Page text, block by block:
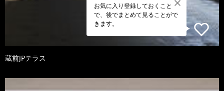
お気に入り登録しておくこと
で、後でまとめて見ることがで
きます。
蔵前JPテラス